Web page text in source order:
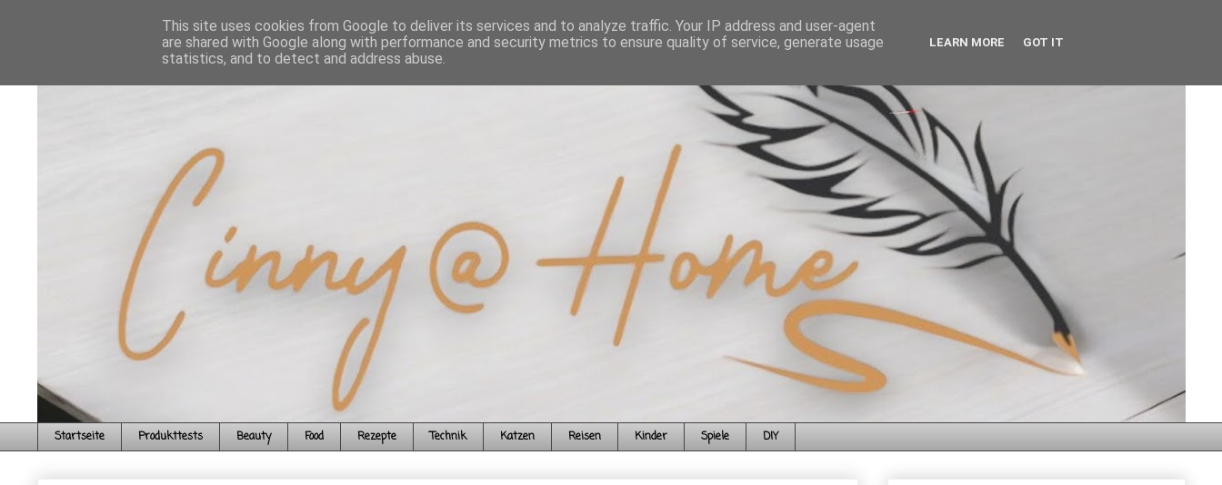
Startseite Produkttests Beauty Food Rezepte Technik Katzen Reisen Kinder Spiele DIY
This site uses cookies from Google to deliver its services and to analyze traffic. Your IP address and user-agent
are shared with Google along with performance and security metrics to ensure quality of service, generate usage
statistics, and to detect and address abuse.
LEARN MORE GOT IT